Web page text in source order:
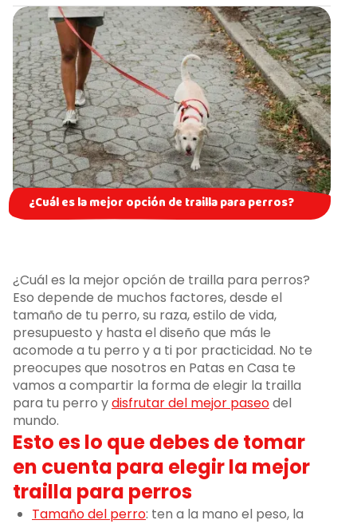
¿Cuál es la mejor opción de trailla para perros?
¿Cuál es la mejor opción de trailla para perros?
Eso depende de muchos factores, desde el
tamaño de tu perro, su raza, estilo de vida,
presupuesto y hasta el diseño que más le
acomode a tu perro y a ti por practicidad. No te
preocupes que nosotros en Patas en Casa te
vamos a compartir la forma de elegir la trailla
para tu perro ydisfrutar del mejor paseodel
mundo.
Esto es lo que debes de tomar
en cuenta para elegir la mejor
trailla para perros
Tamaño del perro: ten a la mano el peso, la